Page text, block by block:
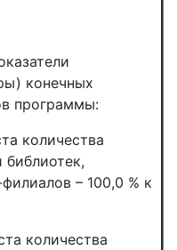
конечных
программы:
количества
библиотек,
– 100,0 % к
количества